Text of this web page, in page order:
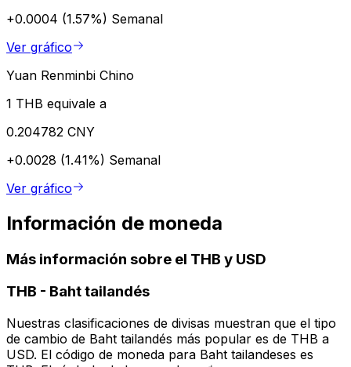
+0.0004 (1.57%) Semanal
Ver gráfico
Yuan Renminbi Chino
1 THB equivale a
0.204782 CNY
+0.0028 (1.41%) Semanal
Ver gráfico
Información de moneda
Más información sobre el THB y USD
THB - Baht tailandés
Nuestras clasificaciones de divisas muestran que el tipo
de cambio de Baht tailandés más popular es de THB a
USD. El código de moneda para Baht tailandeses es